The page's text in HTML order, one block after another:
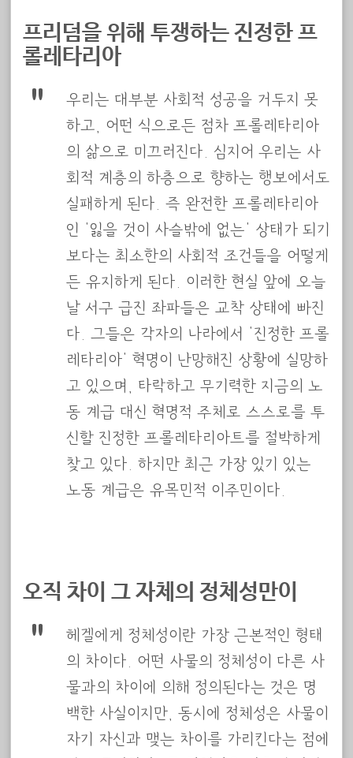
프리덤을 위해 투쟁하는 진정한 프
롤레타리아
우리는 대부분 사회적 성공을 거두지 못
하고, 어떤 식으로든 점차 프롤레타리아
의 삶으로 미끄러진다. 심지어 우리는 사
회적 계층의 하층으로 향하는 행보에서도
실패하게 된다. 즉 완전한 프롤레타리아
인 ‘잃을 것이 사슬밖에 없는’ 상태가 되기
보다는 최소한의 사회적 조건들을 어떻게
든 유지하게 된다. 이러한 현실 앞에 오늘
날 서구 급진 좌파들은 교착 상태에 빠진
다. 그들은 각자의 나라에서 ‘진정한 프롤
레타리아’ 혁명이 난망해진 상황에 실망하
고 있으며, 타락하고 무기력한 지금의 노
동 계급 대신 혁명적 주체로 스스로를 투
신할 진정한 프롤레타리아트를 절박하게
찾고 있다. 하지만 최근 가장 있기 있는
노동 계급은 유목민적 이주민이다.
오직 차이 그 자체의 정체성만이
헤겔에게 정체성이란 가장 근본적인 형태
의 차이다. 어떤 사물의 정체성이 다른 사
물과의 차이에 의해 정의된다는 것은 명
백한 사실이지만, 동시에 정체성은 사물이
자기 자신과 맺는 차이를 가리킨다는 점에